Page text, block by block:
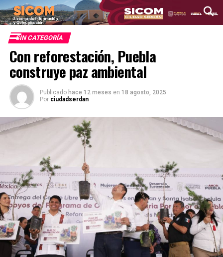
SIN CATEGORÍA
Con reforestación, Puebla
construye paz ambiental
Publicado hace 12 meses en 18 agosto, 2025
Por ciudadserdan